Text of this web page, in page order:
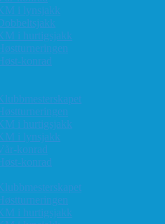
i lynsjakk
i hurtigsjakk
konrad
i hurtigsjakk
i lynsjakk
konrad
konrad
i hurtigsjakk